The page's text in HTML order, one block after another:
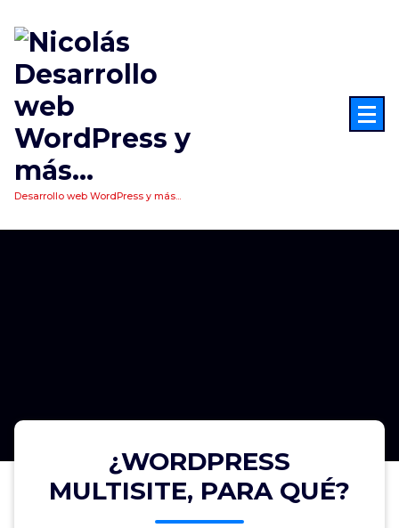
contenido
Desarrollo web WordPress y más...
¿WORDPRESS
MULTISITE, PARA QUÉ?